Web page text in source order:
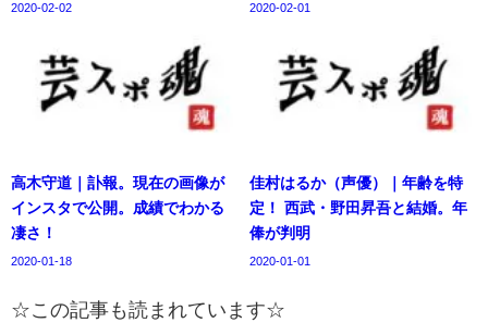
2020-02-02 2020-02-01
高木守道｜訃報。現在の画像が
インスタで公開。成績でわかる
凄さ！
2020-01-18
佳村はるか（声優）｜年齢を特
定！ 西武・野田昇吾と結婚。年
俸が判明
2020-01-01
☆この記事も読まれています☆